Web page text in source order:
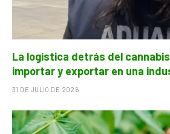
La logística detrás del
importar y exportar en una
31 DE JULIO DE 2026